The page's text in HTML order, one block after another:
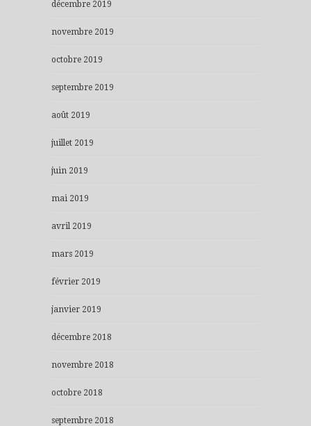
décembre 2019
novembre 2019
octobre 2019
septembre 2019
août 2019
juillet 2019
juin 2019
mai 2019
avril 2019
mars 2019
février 2019
janvier 2019
décembre 2018
novembre 2018
octobre 2018
septembre 2018